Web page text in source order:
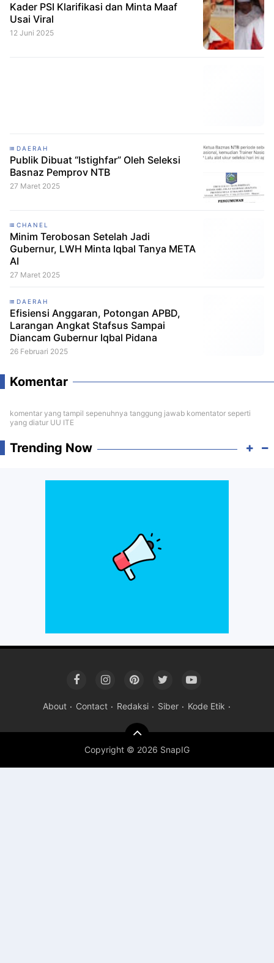
Kader PSI Klarifikasi dan Minta Maaf
Usai Viral
12 Juni 2025
DAERAH
Publik Dibuat “Istighfar” Oleh Seleksi
Basnaz Pemprov NTB
27 Maret 2025
CHANEL
Minim Terobosan Setelah Jadi
Gubernur, LWH Minta Iqbal Tanya META
AI
27 Maret 2025
DAERAH
Efisiensi Anggaran, Potongan APBD,
Larangan Angkat Stafsus Sampai
Diancam Gubernur Iqbal Pidana
26 Februari 2025
Komentar
komentar yang tampil sepenuhnya tanggung jawab komentator seperti
yang diatur UU ITE
Trending Now
About Contact Redaksi Siber Kode Etik
Copyright © 2026 SnapIG